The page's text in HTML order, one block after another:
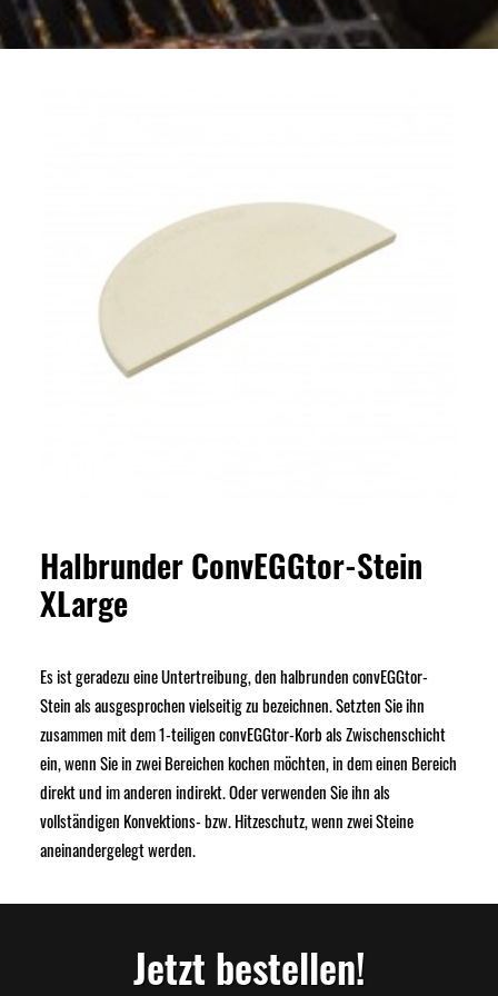
Halbrunder ConvEGGtor-Stein
XLarge
Es ist geradezu eine Untertreibung, den halbrunden convEGGtor-
Stein als ausgesprochen vielseitig zu bezeichnen. Setzten Sie ihn
zusammen mit dem 1-teiligen convEGGtor-Korb als Zwischenschicht
ein, wenn Sie in zwei Bereichen kochen möchten, in dem einen Bereich
direkt und im anderen indirekt. Oder verwenden Sie ihn als
vollständigen Konvektions- bzw. Hitzeschutz, wenn zwei Steine
aneinandergelegt werden.
Jetzt bestellen!